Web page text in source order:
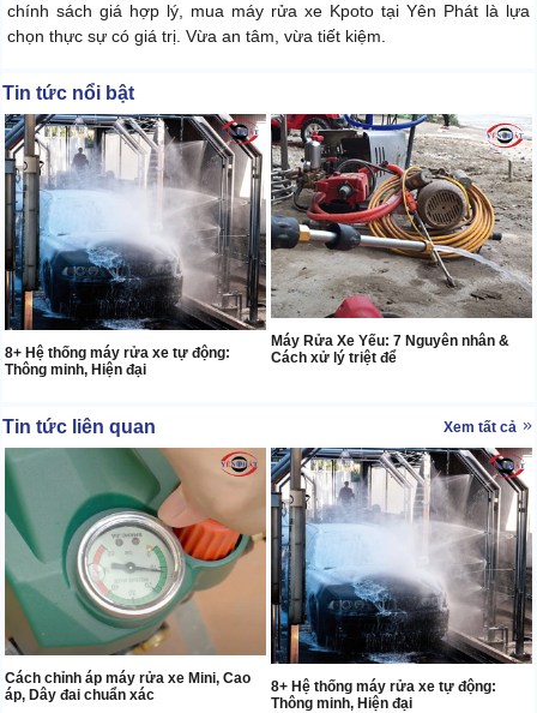
chính sách giá hợp lý, mua máy rửa xe Kpoto tại Yên Phát là lựa
chọn thực sự có giá trị. Vừa an tâm, vừa tiết kiệm.
Tin tức nổi bật
8+ Hệ thống máy rửa xe tự động:
Thông minh, Hiện đại
Máy Rửa Xe Yếu: 7 Nguyên nhân &
Cách xử lý triệt để
Tin tức liên quan Xem tất cả
Cách chỉnh áp máy rửa xe Mini, Cao
áp, Dây đai chuẩn xác
8+ Hệ thống máy rửa xe tự động:
Thông minh, Hiện đại